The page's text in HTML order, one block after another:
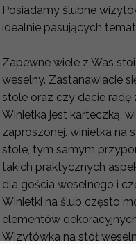
Posiadamy ślubne
idealnie pasujących
Zapewne wiele z Was
weselny. Zastanawiacie
stole oraz czy dacie radę
Winietka jest karteczką,
zaproszonej. winietka na
stole, tym samym
takich praktycznych
dla gościa weselnego i
Winietki na ślub często
elementów
Wizytówka na stół